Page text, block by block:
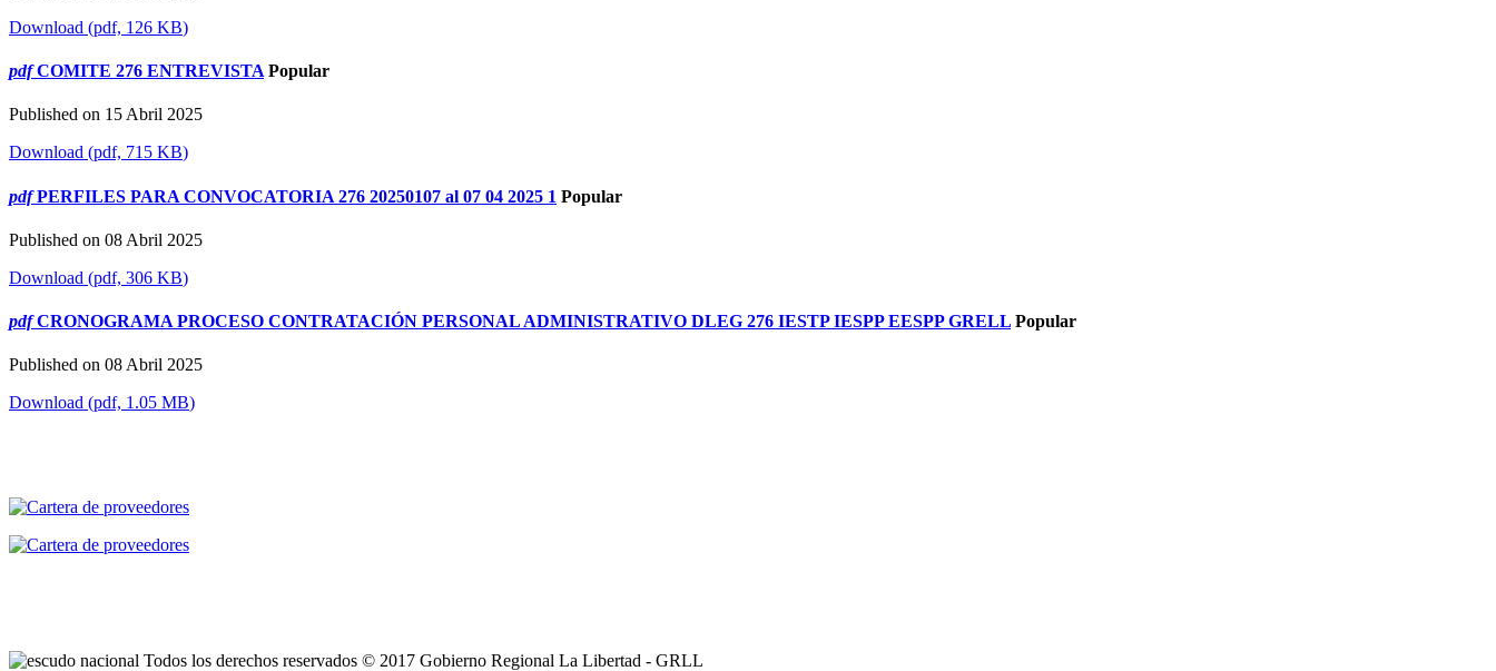
Download (pdf, 126 KB)
pdf COMITE 276 ENTREVISTA Popular
Published on 15 Abril 2025
Download (pdf, 715 KB)
pdf PERFILES PARA CONVOCATORIA 276 20250107 al 07 04 2025 1 Popular
Published on 08 Abril 2025
Download (pdf, 306 KB)
pdf CRONOGRAMA PROCESO CONTRATACIÓN PERSONAL ADMINISTRATIVO DLEG 276 IESTP IESPP EESPP GRELL Popular
Published on 08 Abril 2025
Download (pdf, 1.05 MB)
Todos los derechos reservados © 2017 Gobierno Regional La Libertad - GRLL